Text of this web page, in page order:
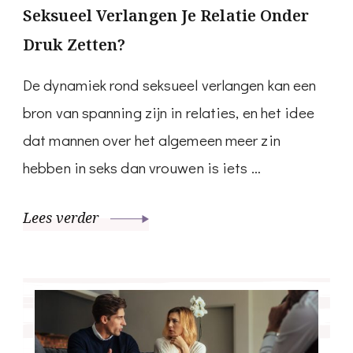
Seksueel Verlangen Je Relatie Onder
Druk Zetten?
De dynamiek rond seksueel verlangen kan een
bron van spanning zijn in relaties, en het idee
dat mannen over het algemeen meer zin
hebben in seks dan vrouwen is iets …
Lees verder